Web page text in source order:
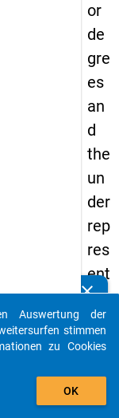
or
de
gre
es
an
d
the
un
der
rep
res
ent
ati
on
of
clear
uns diese
auto_stories
Auswertung der
stimmen
zu Cookies
OK